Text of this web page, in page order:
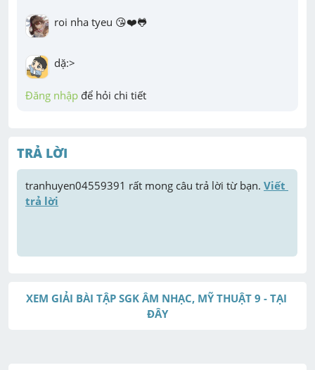
roi nha tyeu 😘❤️🐸
dặ:>
Đăng nhập để hỏi chi tiết
TRẢ LỜI
tranhuyen04559391 rất mong câu trả lời từ bạn. Viết
trả lời
XEM GIẢI BÀI TẬP SGK ÂM NHẠC, MỸ THUẬT 9 - TẠI
ĐÂY